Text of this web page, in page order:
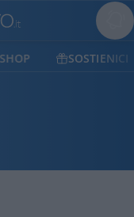
SOSTIENICI